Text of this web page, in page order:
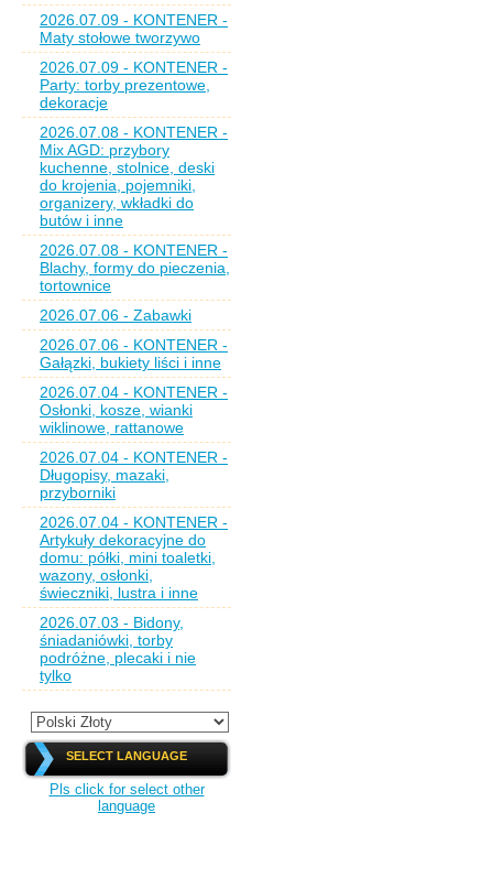
2026.07.09 - KONTENER -
Maty stołowe tworzywo
2026.07.09 - KONTENER -
Party: torby prezentowe,
dekoracje
2026.07.08 - KONTENER -
Mix AGD: przybory
kuchenne, stolnice, deski
do krojenia, pojemniki,
organizery, wkładki do
butów i inne
2026.07.08 - KONTENER -
Blachy, formy do pieczenia,
tortownice
2026.07.06 - Zabawki
2026.07.06 - KONTENER -
Gałązki, bukiety liści i inne
2026.07.04 - KONTENER -
Osłonki, kosze, wianki
wiklinowe, rattanowe
2026.07.04 - KONTENER -
Długopisy, mazaki,
przyborniki
2026.07.04 - KONTENER -
Artykuły dekoracyjne do
domu: półki, mini toaletki,
wazony, osłonki,
świeczniki, lustra i inne
2026.07.03 - Bidony,
śniadaniówki, torby
podróżne, plecaki i nie
tylko
SELECT LANGUAGE
Pls click for select other
language